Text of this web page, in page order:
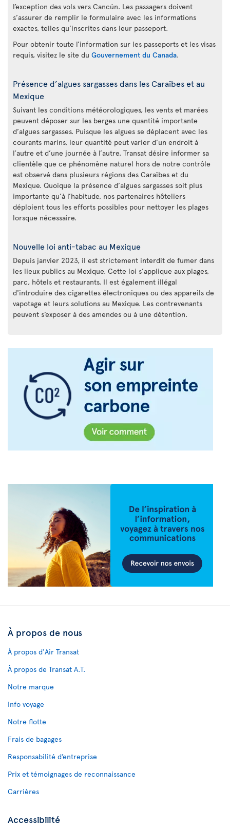
l’exception des vols vers Cancún. Les passagers doivent
s’assurer de remplir le formulaire avec les informations
exactes, telles qu’inscrites dans leur passeport.
Pour obtenir toute l’information sur les passeports et les visas
requis, visitez le site du Gouvernement du Canada.
Présence d’algues sargasses dans les Caraïbes et au
Mexique
Suivant les conditions météorologiques, les vents et marées
peuvent déposer sur les berges une quantité importante
d’algues sargasses. Puisque les algues se déplacent avec les
courants marins, leur quantité peut varier d’un endroit à
l’autre et d’une journée à l’autre. Transat désire informer sa
clientèle que ce phénomène naturel hors de notre contrôle
est observé dans plusieurs régions des Caraïbes et du
Mexique. Quoique la présence d’algues sargasses soit plus
importante qu’à l’habitude, nos partenaires hôteliers
déploient tous les efforts possibles pour nettoyer les plages
lorsque nécessaire.
Nouvelle loi anti-tabac au Mexique
Depuis janvier 2023, il est strictement interdit de fumer dans
les lieux publics au Mexique. Cette loi s’applique aux plages,
parc, hôtels et restaurants. Il est également illégal
d'introduire des cigarettes électroniques ou des appareils de
vapotage et leurs solutions au Mexique. Les contrevenants
peuvent s’exposer à des amendes ou à une détention.
À propos de nous
À propos d'Air Transat
À propos de Transat A.T.
Notre marque
Info voyage
Notre flotte
Frais de bagages
Responsabilité d’entreprise
Prix et témoignages de reconnaissance
Carrières
Accessibilité